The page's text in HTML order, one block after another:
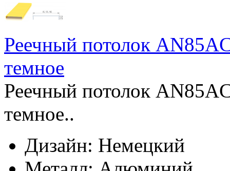
Реечный потолок
темное
Реечный потолок
темное..
Дизайн: Немецкий